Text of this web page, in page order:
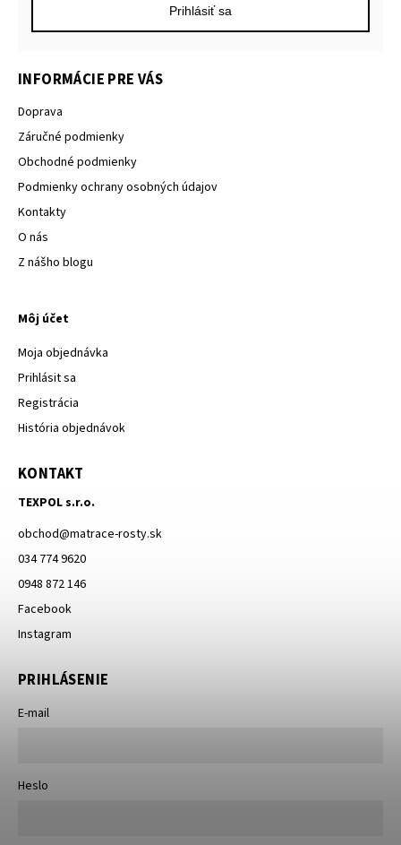
Prihlásiť sa
INFORMÁCIE PRE VÁS
Doprava
Záručné podmienky
Obchodné podmienky
Podmienky ochrany osobných údajov
Kontakty
O nás
Z nášho blogu
Môj účet
Moja objednávka
Prihlásit sa
Registrácia
História objednávok
KONTAKT
TEXPOL s.r.o.
obchod@matrace-rosty.sk
034 774 9620
0948 872 146
Facebook
Instagram
PRIHLÁSENIE
E-mail
Heslo